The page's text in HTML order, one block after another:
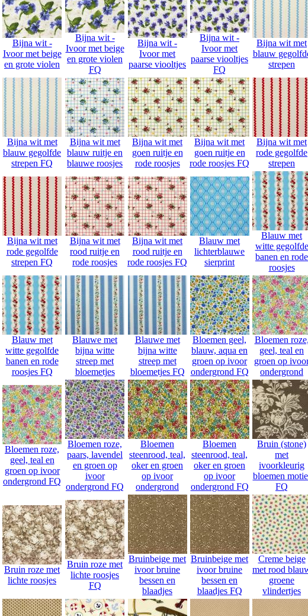
Bijna wit -
Ivoor met beige
en grote violen
Bijna wit -
Ivoor met beige
en grote violen
FQ
Bijna wit -
Ivoor met
paarse viooltjes
Bijna wit -
Ivoor met
paarse viooltjes
FQ
Bijna wit met
blauw
strepen
Bijna wit met
blauw gegolfde
strepen FQ
Bijna wit met
blauw ruitje en
blauwe roosjes
Bijna wit met
goen ruitje en
rode roosjes
Bijna wit met
goen ruitje en
rode roosjes FQ
Bijna wit met
rode gegolfde
strepen
Bijna wit met
rode gegolfde
strepen FQ
Bijna wit met
rood ruitje en
rode roosjes
Bijna wit met
rood ruitje en
rode roosjes FQ
Blauw met
lichterblauwe
sierprint
Blauw met
witte gegolfde
banen en rode
roosjes
Blauw met
witte gegolfde
banen en rode
roosjes FQ
Blauwe met
bijna witte
streep met
bloemetjes
Blauwe met
bijna witte
streep met
bloemetjes FQ
Bloemen geel,
blauw, aqua en
groen op ivoor
ondergrond FQ
Bloemen
geel, teal en
groen op
ondergrond
Bloemen roze,
geel, teal en
groen op ivoor
ondergrond FQ
Bloemen roze,
paars, lavendel
en groen op
ivoor
ondergrond FQ
Bloemen
steenrood, teal,
oker en groen
op ivoor
ondergrond
Bloemen
steenrood, teal,
oker en groen
op ivoor
ondergrond FQ
Bruin (stone)
met
ivoorkleurig
bloemen
FQ
Bruin roze met
lichte roosjes
Bruin roze met
lichte roosjes
FQ
Bruinbeige met
ivoor bruine
bessen en
blaadjes
Bruinbeige met
ivoor bruine
bessen en
blaadjes FQ
Creme beige
met rood
groene
vlindertjes